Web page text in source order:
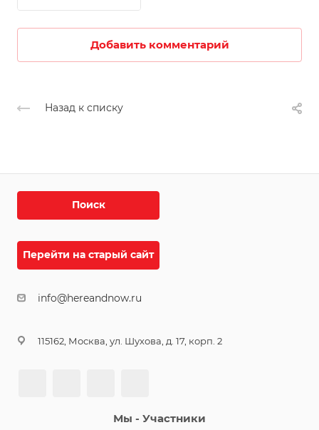
Добавить комментарий
Назад к списку
Поиск
Перейти на старый сайт
info@hereandnow.ru
115162, Москва, ул. Шухова, д. 17, корп. 2
Мы - Участники